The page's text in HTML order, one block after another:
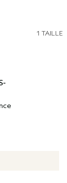
1 TAILLE